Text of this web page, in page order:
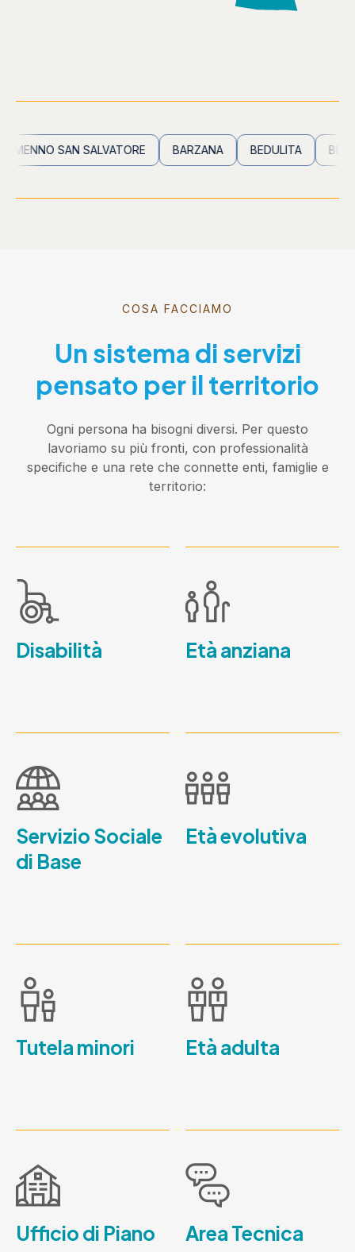
SAN SALVATORE BARZANA BEDULITA
COSA FACCIAMO
Un sistema di servizi
pensato per il territorio
Ogni persona ha bisogni diversi. Per questo
lavoriamo su più fronti, con professionalità
specifiche e una rete che connette enti, famiglie e
territorio:
Disabilità Età anziana
Servizio Sociale
di Base
Età evolutiva
Tutela minori Età adulta
Ufficio di Piano Area Tecnica